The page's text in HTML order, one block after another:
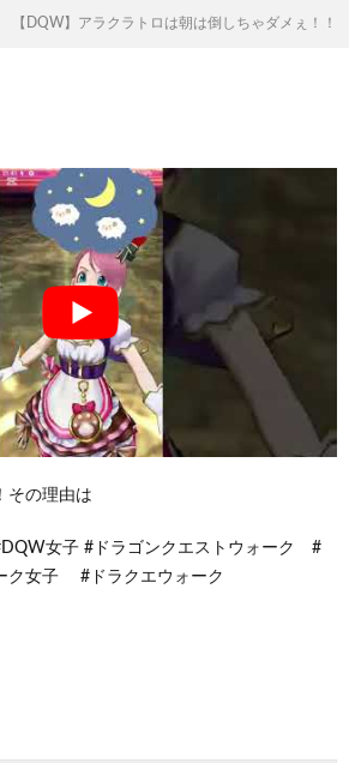
【DQW】アラクラトロは朝は倒しちゃダメぇ！！
その理由は
女子 #ドラゴンクエストウォーク #
ーク女子 #ドラクエウォーク